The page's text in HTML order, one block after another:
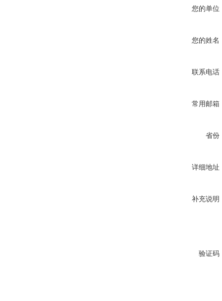
您的单位
您的姓名
联系电话
常用邮箱
省份
详细地址
补充说明
验证码